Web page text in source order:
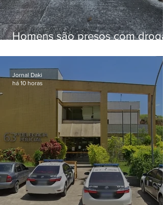
Homens são presos com
Jornal Daki
há 10 horas